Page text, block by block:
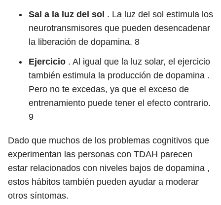
Sal a la luz del sol . La luz del sol estimula los
neurotransmisores que pueden desencadenar
la liberación de dopamina. 8
Ejercicio . Al igual que la luz solar, el ejercicio
también estimula la producción de dopamina .
Pero no te excedas, ya que el exceso de
entrenamiento puede tener el efecto contrario.
9
Dado que muchos de los problemas cognitivos que
experimentan las personas con TDAH parecen
estar relacionados con niveles bajos de dopamina ,
estos hábitos también pueden ayudar a moderar
otros síntomas.